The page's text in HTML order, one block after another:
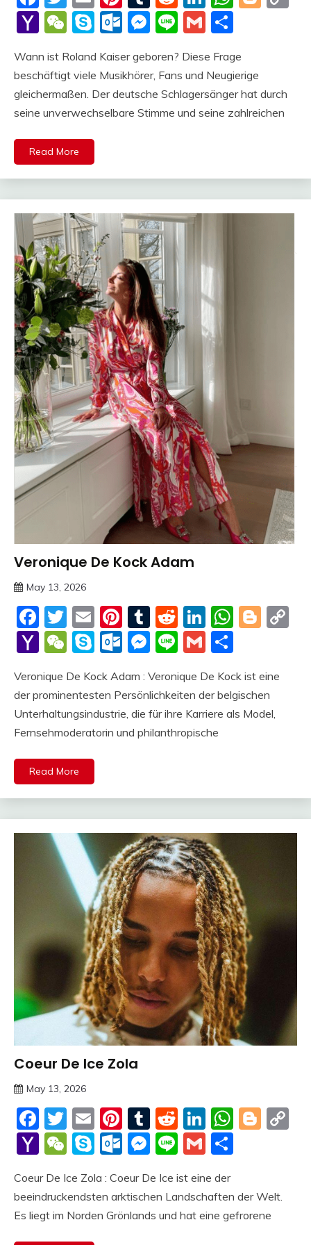
Yahoo
WeChat
SkypeOutlook.com
Messenger
LineGmail
Wann ist Roland Kaiser geboren? Diese Frage
beschäftigt viele Musikhörer, Fans und Neugierige
gleichermaßen. Der deutsche Schlagersänger hat durch
seine unverwechselbare Stimme und seine zahlreichen
Read More
Trends
Veronique De Kock Adam
May 13, 2026
Facebook
Twitter
EmailPinterest
Tumblr
Reddit
LinkedIn
Yahoo
WeChat
SkypeOutlook.com
Messenger
LineGmail
Veronique De Kock Adam : Veronique De Kock ist eine
der prominentesten Persönlichkeiten der belgischen
Unterhaltungsindustrie, die für ihre Karriere als Model,
Fernsehmoderatorin und philanthropische
Read More
Trends
Coeur De Ice Zola
May 13, 2026
Facebook
Twitter
EmailPinterest
Tumblr
Reddit
LinkedIn
Yahoo
WeChat
SkypeOutlook.com
Messenger
LineGmail
Coeur De Ice Zola : Coeur De Ice ist eine der
beeindruckendsten arktischen Landschaften der Welt.
Es liegt im Norden Grönlands und hat eine gefrorene